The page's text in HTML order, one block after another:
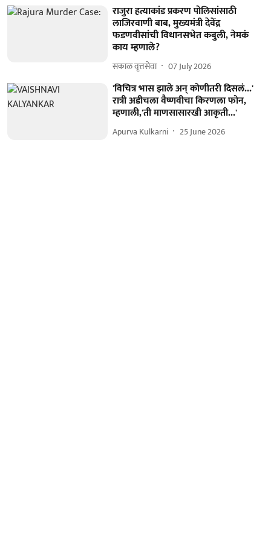
राजुरा हत्याकांड प्रकरण पोलिसांसाठी
लाजिरवाणी बाब, मुख्यमंत्री देवेंद्र
फडणवीसांची विधानसभेत कबुली, नेमकं
काय म्हणाले?
सकाळ वृत्तसेवा 07 July 2026
'विचित्र भास झाले अन् कोणीतरी दिसलं...'
रात्री अडीचला वैष्णवीचा किरणला फोन,
म्हणाली,'ती माणसासारखी आकृती...'
Apurva Kulkarni 25 June 2026